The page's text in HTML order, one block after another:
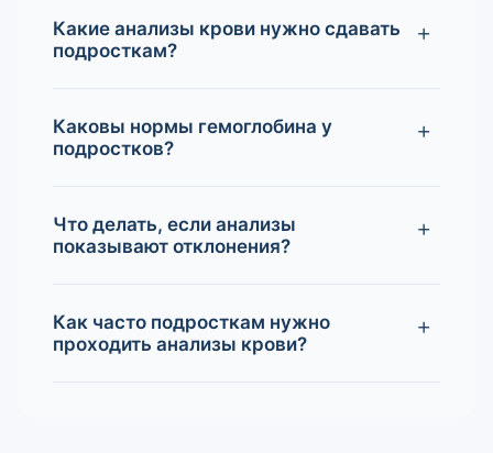
Какие анализы крови нужно сдавать
подросткам?
Каковы нормы гемоглобина у
подростков?
Что делать, если анализы
показывают отклонения?
Как часто подросткам нужно
проходить анализы крови?